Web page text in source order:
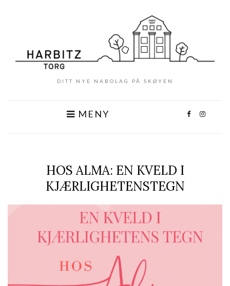
DITT NYE NABOLAG PÅ SKØYEN
MENY
HOS ALMA: EN KVELD I
KJÆRLIGHETENSTEGN